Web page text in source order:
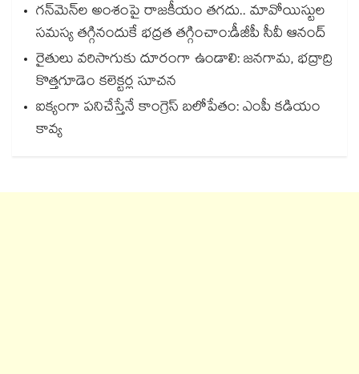
గన్⁭మెన్⁭ల అంశంపై రాజకీయం తగదు.. మావోయిస్టుల
సమస్య తగ్గినందుకే భద్రత తగ్గించాం:డీజీపీ సీవీ ఆనంద్
రైతులు వరిసాగుకు దూరంగా ఉండాలి: జనగామ, భద్రాద్రి
కొత్తగూడెం కలెక్టర్ల సూచన
ఐక్యంగా పనిచేస్తేనే కాంగ్రెస్ బలోపేతం: ఎంపీ కడియం
కావ్య